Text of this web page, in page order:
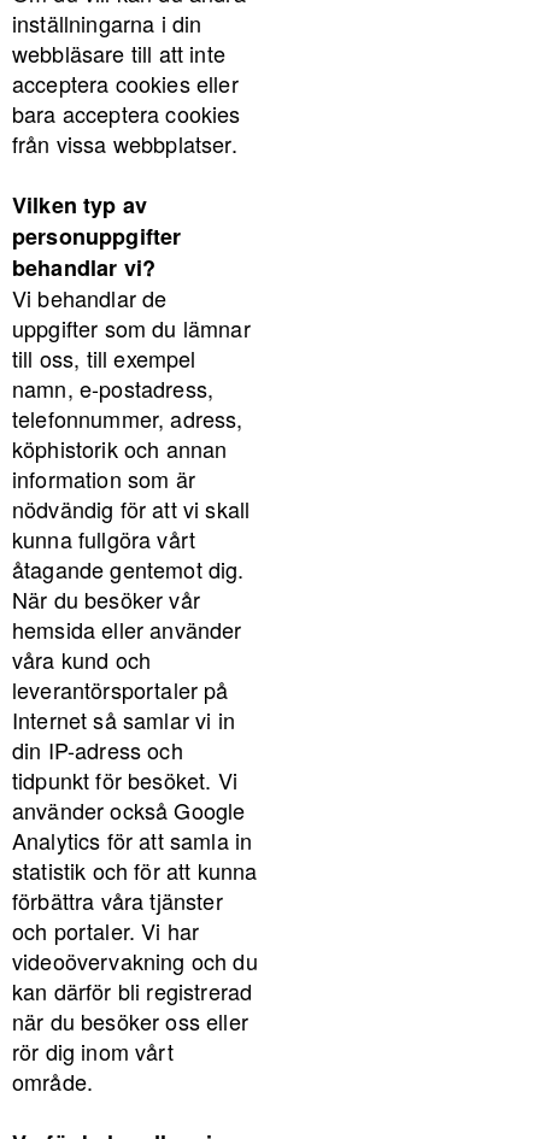
inställningarna i din
webbläsare till att inte
acceptera cookies eller
bara acceptera cookies
från vissa webbplatser.
Vilken typ av
personuppgifter
behandlar vi?
Vi behandlar de
uppgifter som du lämnar
till oss, till exempel
namn, e-postadress,
telefonnummer, adress,
köphistorik och annan
information som är
nödvändig för att vi skall
kunna fullgöra vårt
åtagande gentemot dig.
När du besöker vår
hemsida eller använder
våra kund och
leverantörsportaler på
Internet så samlar vi in
din IP-adress och
tidpunkt för besöket. Vi
använder också Google
Analytics för att samla in
statistik och för att kunna
förbättra våra tjänster
och portaler. Vi har
videoövervakning och du
kan därför bli registrerad
när du besöker oss eller
rör dig inom vårt
område.